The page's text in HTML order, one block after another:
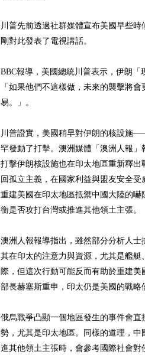
川普先前透過社群媒體宣布美國早些
剛對此發表了電視講話。
BBC報導，美國總統川普表示，伊朗
「如果他們不這樣做，未來的襲擊將
易。」。
川普證實，美國稍早對伊朗的核設施
罕發動了打擊。澳洲媒體「澳洲人報」
打擊伊朗核設施也在印太地區重新釋
回孤立主義，在國家利益與盟友安全
重建美國在印太地區抵禦中國大陸的
衡是否攻打台灣或推進其他領土主張。
澳洲人報報導指出，雖然部分分析人
其在印太的注意力與資源，尤其是艦
際，但這次行動可能反而有助於重建
部長赫塞斯重申，印太仍是美國的戰略
俄烏戰爭凸顯一個地區發生的事件會
勢，尤其是印太地區。同樣的道理，
進其他領土主張時，會參考國際社會對